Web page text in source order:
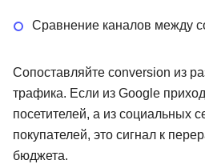
Сравнение каналов между
Сопоставляйте conversion из
трафика. Если из Google
посетителей, а из социальных
покупателей, это сигнал к
бюджета.